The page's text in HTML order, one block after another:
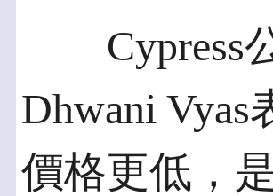
Cypress公
Dhwani
價格更低，